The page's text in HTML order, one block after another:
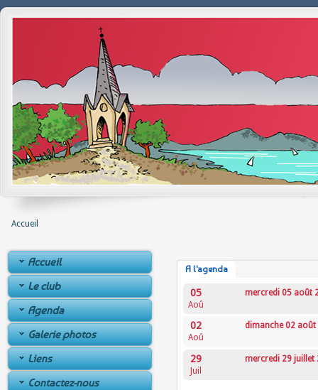
Accueil
Accueil
Le club
Agenda
Galerie photos
Liens
Contactez-nous
A l'agenda
05
Aoû
mercredi 05 août
02
Aoû
dimanche 02 août
29
Juil
mercredi 29 juillet